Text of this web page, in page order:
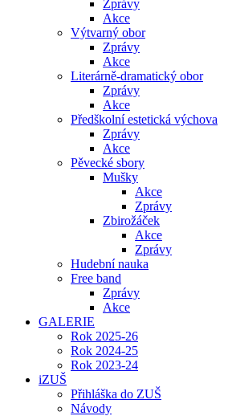
Zprávy
Akce
Výtvarný obor
Zprávy
Akce
Literárně-dramatický obor
Zprávy
Akce
Předškolní estetická výchova
Zprávy
Akce
Pěvecké sbory
Mušky
Akce
Zprávy
Zbirožáček
Akce
Zprávy
Hudební nauka
Free band
Zprávy
Akce
GALERIE
Rok 2025-26
Rok 2024-25
Rok 2023-24
iZUŠ
Přihláška do ZUŠ
Návody